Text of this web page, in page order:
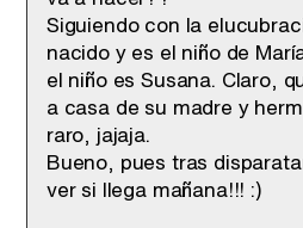
Siguiendo con la
nacido y es el niño de
el niño es Susana. Claro,
a casa de su madre y
raro, jajaja.
Bueno, pues tras
ver si llega mañana!!! :)